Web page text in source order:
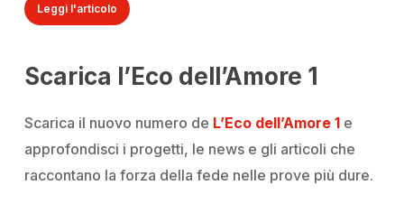
Leggi l'articolo
Scarica l’Eco dell’Amore 1
Scarica il nuovo numero de L’Eco dell’Amore 1 e
approfondisci i progetti, le news e gli articoli che
raccontano la forza della fede nelle prove più dure.